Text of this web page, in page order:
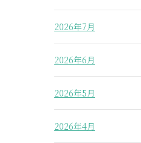
2026年7月
2026年6月
2026年5月
2026年4月